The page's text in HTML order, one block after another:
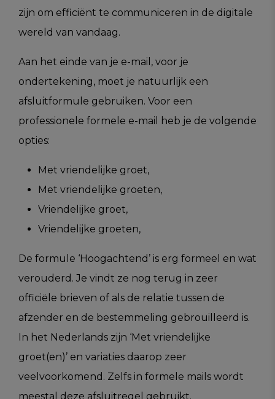
zijn om efficiënt te communiceren in de digitale
wereld van vandaag.
Aan het einde van je e-mail, voor je
ondertekening, moet je natuurlijk een
afsluitformule gebruiken. Voor een
professionele formele e-mail heb je de volgende
opties:
Met vriendelijke groet,
Met vriendelijke groeten,
Vriendelijke groet,
Vriendelijke groeten,
De formule ‘Hoogachtend’ is erg formeel en wat
verouderd. Je vindt ze nog terug in zeer
officiële brieven of als de relatie tussen de
afzender en de bestemmeling gebrouilleerd is.
In het Nederlands zijn ‘Met vriendelijke
groet(en)’ en variaties daarop zeer
veelvoorkomend. Zelfs in formele mails wordt
meestal deze afsluitregel gebruikt.